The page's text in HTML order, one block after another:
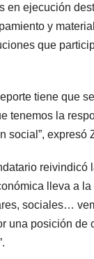
en ejecución
y
que
tiene que
tenemos la
social”, expresó
lleva a
sociales…
una posición